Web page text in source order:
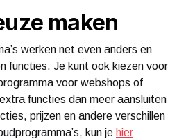
maken
werken net even anders en
functies. Je kunt ook kiezen voor
voor webshops of
functies dan meer aansluiten
prijzen en andere verschillen
kun je hier